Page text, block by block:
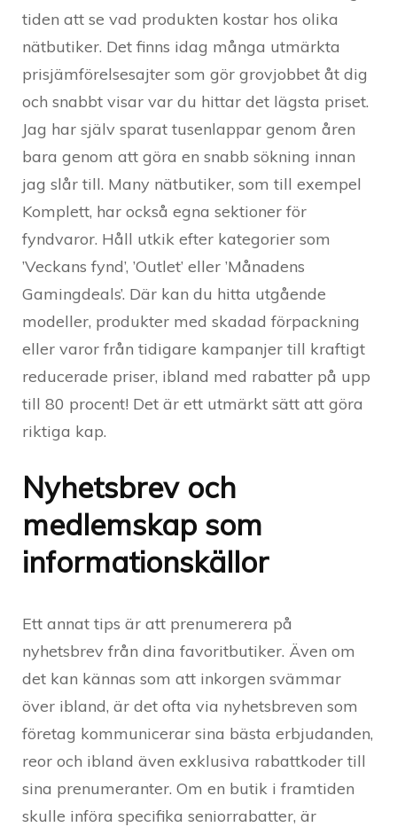
tiden att se vad produkten kostar hos olika
nätbutiker. Det finns idag många utmärkta
prisjämförelsesajter som gör grovjobbet åt dig
och snabbt visar var du hittar det lägsta priset.
Jag har själv sparat tusenlappar genom åren
bara genom att göra en snabb sökning innan
jag slår till. Many nätbutiker, som till exempel
Komplett, har också egna sektioner för
fyndvaror. Håll utkik efter kategorier som
’Veckans fynd’, ’Outlet’ eller ’Månadens
Gamingdeals’. Där kan du hitta utgående
modeller, produkter med skadad förpackning
eller varor från tidigare kampanjer till kraftigt
reducerade priser, ibland med rabatter på upp
till 80 procent! Det är ett utmärkt sätt att göra
riktiga kap.
Nyhetsbrev och
medlemskap som
informationskällor
Ett annat tips är att prenumerera på
nyhetsbrev från dina favoritbutiker. Även om
det kan kännas som att inkorgen svämmar
över ibland, är det ofta via nyhetsbreven som
företag kommunicerar sina bästa erbjudanden,
reor och ibland även exklusiva rabattkoder till
sina prenumeranter. Om en butik i framtiden
skulle införa specifika seniorrabatter, är